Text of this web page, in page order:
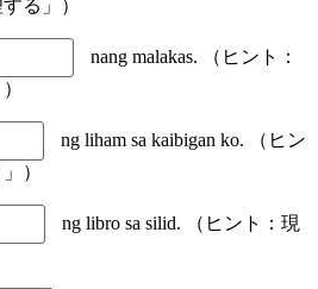
る」）
nang malakas. （ヒント：
ng liham sa kaibigan ko. （ヒン
）
ng libro sa silid. （ヒント：現